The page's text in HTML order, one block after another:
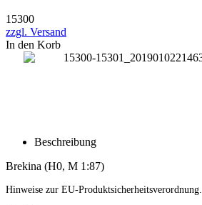
15300
zzgl. Versand
In den Korb
Beschreibung
Brekina (H0, M 1:87)
Hinweise zur EU-Produktsicherheitsverordnung.